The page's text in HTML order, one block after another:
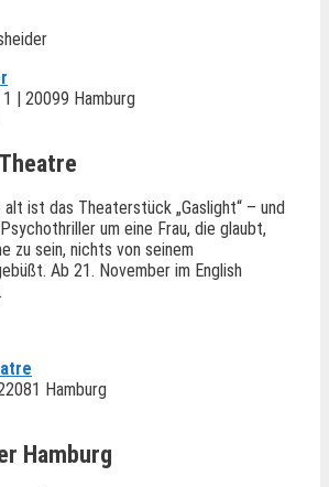
| 20099 Hamburg
ist das Theaterstück „Gaslight“ – und
um eine Frau, die glaubt,
zu sein, nichts von seinem
Ab 21. November im English
Hamburg
Hamburg